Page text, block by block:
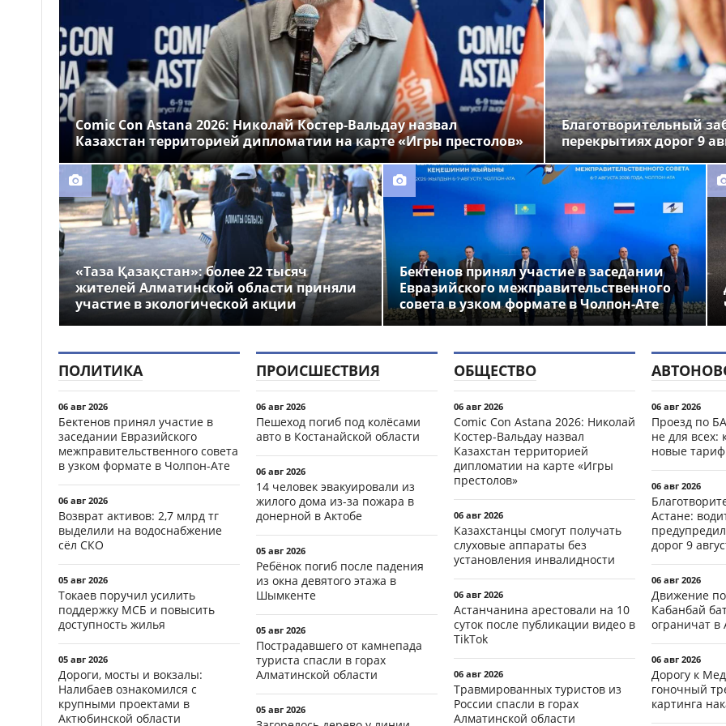
14:00
Более 1 млн тг: кому в
Казахстане предлагали
самые высокие зарплаты
12:55
Стало известно, на
какие специальности
выделили больше всего
грантов в Казахстане
Comic Con Astana 2026: Николай Костер-Вальдау назвал
Казахстан территорией дипломатии на карте «Игры престолов»
Благотворительный
перекрытиях дорог 9
«Таза Қазақстан»: более 22 тысяч
жителей Алматинской области приняли
участие в экологической акции
Бектенов принял участие в заседании
Евразийского межправительственного
совета в узком формате в Чолпон-Ате
ПОЛИТИКА
06 авг 2026
Бектенов принял участие в
заседании Евразийского
межправительственного совета
в узком формате в Чолпон-Ате
06 авг 2026
Возврат активов: 2,7 млрд тг
выделили на водоснабжение
сёл СКО
05 авг 2026
Токаев поручил усилить
поддержку МСБ и повысить
доступность жилья
05 авг 2026
Дороги, мосты и вокзалы:
Налибаев ознакомился с
крупными проектами в
Актюбинской области
ПРОИСШЕСТВИЯ
06 авг 2026
Пешеход погиб под колёсами
авто в Костанайской области
06 авг 2026
14 человек эвакуировали из
жилого дома из-за пожара в
донерной в Актобе
05 авг 2026
Ребёнок погиб после падения
из окна девятого этажа в
Шымкенте
05 авг 2026
Пострадавшего от камнепада
туриста спасли в горах
Алматинской области
05 авг 2026
ОБЩЕСТВО
06 авг 2026
Comic Con Astana 2026: Николай
Костер-Вальдау назвал
Казахстан территорией
дипломатии на карте «Игры
престолов»
06 авг 2026
Казахстанцы смогут получать
слуховые аппараты без
установления инвалидности
06 авг 2026
Астанчанина арестовали на 10
суток после публикации видео в
TikTok
06 авг 2026
Травмированных туристов из
России спасли в горах
Алматинской области
06 авг 2026
Проезд по
не для всех:
новые
06 авг 2026
Астане:
дорог 9
06 авг 2026
Движение
Кабанбай
ограничат в
06 авг 2026
Дорогу к
гоночный
картинга